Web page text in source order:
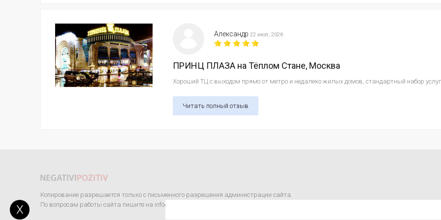
Александр22 июл, 2026
ПРИНЦ ПЛАЗА на Тёплом Стане, Москва
Хороший ТЦ с выходом прямо от метро и недалеко жилых домов, стандартный набор услуг
Читать полный отзыв
Копирование разрешается только с письменного разрешения администрации сайта.
По вопросам работы сайта пишите на info@negativipozitiv.com
X